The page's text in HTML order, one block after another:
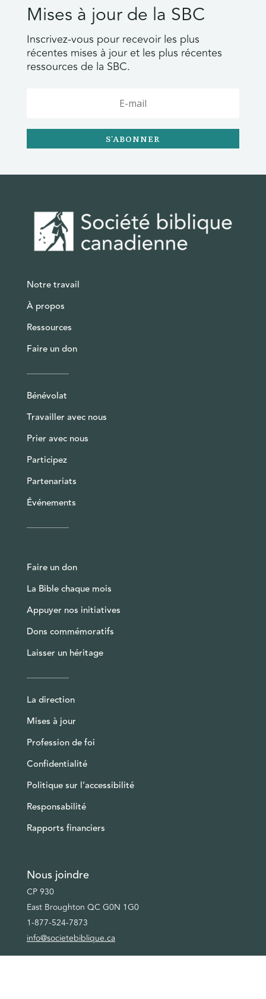
Mises à jour de la SBC
Inscrivez-vous pour recevoir les plus
récentes mises à jour et les plus récentes
ressources de la SBC.
S'ABONNER
Notre travail
À propos
Ressources
Faire un don
Bénévolat
Travailler avec nous
Prier avec nous
Participez
Partenariats
Événements
Faire un don
La Bible chaque mois
Appuyer nos initiatives
Dons commémoratifs
Laisser un héritage
La direction
Mises à jour
Profession de foi
Confidentialité
Politique sur l’accessibilité
Responsabilité
Rapports financiers
Nous joindre
CP 930
East Broughton QC G0N 1G0
1-877-524-7873
info@societebiblique.ca